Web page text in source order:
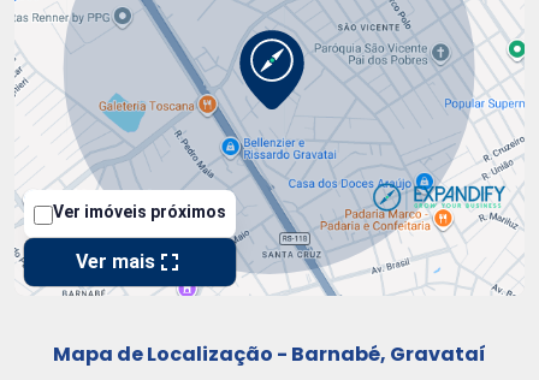
Mapa de Localização - Barnabé, Gravataí